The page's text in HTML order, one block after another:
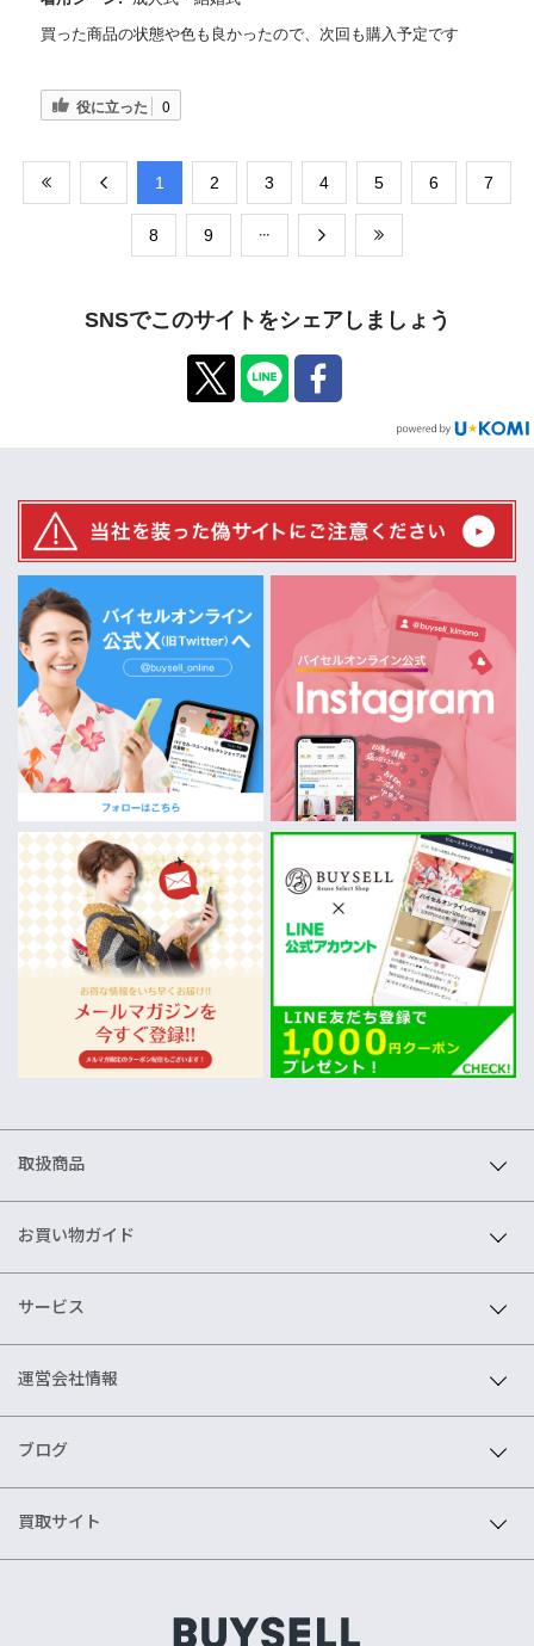
買った商品の状態や色も良かったので、次回も購入予定です
役に立った 0
​1 ​2 ​3 ​4 ​5 ​6 ​7
​8 ​9
SNSでこのサイトをシェアしましょう
取扱商品
お買い物ガイド
サービス
運営会社情報
ブログ
買取サイト